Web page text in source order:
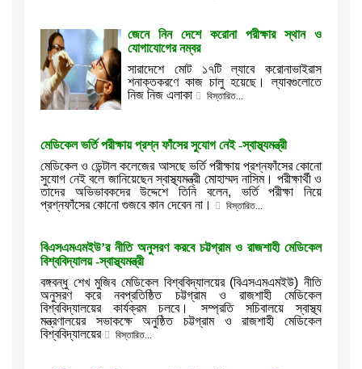
জেনে নিন দেশে করোনা পরীক্ষার স্থান ও
যোগাযোগের নম্বর
সারাদেশে মোট ১৭টি ল্যাবে করোনাভাইরাস
শনাক্তকরণে কাজ চালু হয়েছে। ল্যাবগুলোতে
নিজ নিজ এলাকা
বিস্তারিত...
মেডিকেল ভর্তি পরীক্ষায় প্রশ্ন ফাঁসের সুযোগ নেই -স্বাস্থ্যমন্ত্রী
মেডিকেল ও ডেন্টাল কলেজের আসছে ভর্তি পরীক্ষায় প্রশ্নফাঁসের কোনো
সুযোগ নেই বলে জানিয়েছেন স্বাস্থ্যমন্ত্রী মোহাম্মদ নাসিম। পরীক্ষার্থী ও
তাদের অভিভাবকদের উদ্দেশে তিনি বলেন, ভর্তি পরীক্ষা নিয়ে
প্রশ্নফাঁসের কোনো গুজবে কান দেবেন না।
বিস্তারিত...
বিএসএমএমইউ’র নীতি অনুসরণ করবে চট্টগ্রাম ও রাজশাহী মেডিকেল
বিশ্ববিদ্যালয় -স্বাস্থ্যমন্ত্রী
বঙ্গবন্ধু শেখ মুজিব মেডিকেল বিশ্ববিদ্যালয়ের (বিএসএমএমইউ) নীতি
অনুসরণ করে নবপ্রতিষ্ঠিত চট্টগ্রাম ও রাজশাহী মেডিকেল
বিশ্ববিদ্যালয়ের কার্যক্রম চলবে। সম্প্রতি সচিবালয়ে স্বাস্থ্য
মন্ত্রণালয়ের সভাকক্ষে অনুষ্ঠিত চট্টগ্রাম ও রাজশাহী মেডিকেল
বিশ্ববিদ্যালয়ের
বিস্তারিত...